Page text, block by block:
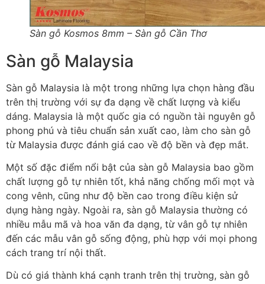
Sàn gỗ Kosmos 8mm – Sàn gỗ Cần Thơ
Sàn gỗ Malaysia
Sàn gỗ Malaysia là một trong những lựa chọn hàng đầu
trên thị trường với sự đa dạng về chất lượng và kiểu
dáng. Malaysia là một quốc gia có nguồn tài nguyên gỗ
phong phú và tiêu chuẩn sản xuất cao, làm cho sàn gỗ
từ Malaysia được đánh giá cao về độ bền và đẹp mắt.
Một số đặc điểm nổi bật của sàn gỗ Malaysia bao gồm
chất lượng gỗ tự nhiên tốt, khả năng chống mối mọt và
cong vênh, cũng như độ bền cao trong điều kiện sử
dụng hàng ngày. Ngoài ra, sàn gỗ Malaysia thường có
nhiều mẫu mã và hoa văn đa dạng, từ vân gỗ tự nhiên
đến các mẫu vân gỗ sống động, phù hợp với mọi phong
cách trang trí nội thất.
Dù có giá thành khá cạnh tranh trên thị trường, sàn gỗ